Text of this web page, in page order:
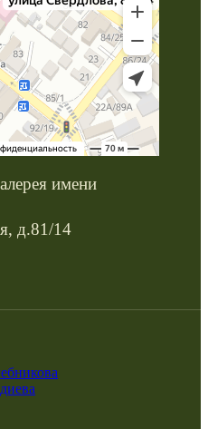
имени
д.81/14